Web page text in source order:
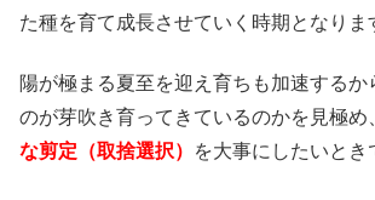
た種を育て成長させていく時期となりま
陽が極まる夏至を迎え育ちも加速するか
のが芽吹き育ってきているのかを見極め
な剪定（取捨選択）
を大事にしたいとき